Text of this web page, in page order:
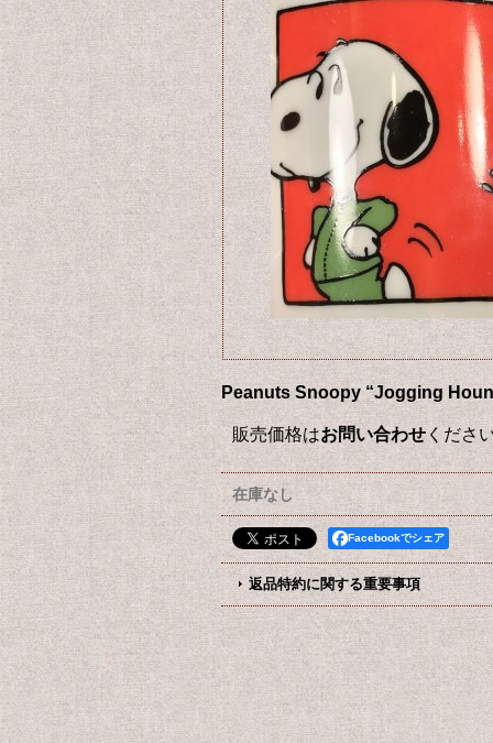
Peanuts Snoopy “Jogging
販売価格はお問い合わせ くださ
在庫なし
Facebookでシェア
返品特約に関する重要事項